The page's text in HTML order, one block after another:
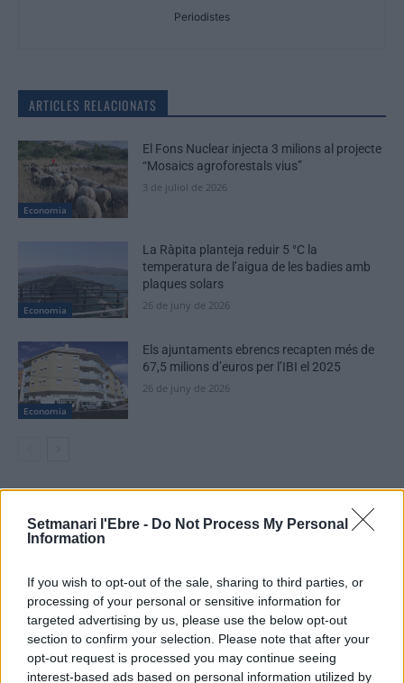
Setmanari l'Ebre - Do Not Process My Personal
Information
If you wish to opt-out of the sale, sharing to third parties, or
processing of your personal or sensitive information for
targeted advertising by us, please use the below opt-out
section to confirm your selection. Please note that after your
opt-out request is processed you may continue seeing
interest-based ads based on personal information utilized by
Periodistes
ARTICLES RELACIONATS
Economia
El Fons Nuclear injecta 3 milions al projecte
“Mosaics agroforestals vius”
3 de juliol de 2026
Economia
La Ràpita planteja reduir 5 °C la
temperatura de l’aigua de les badies amb
plaques solars
26 de juny de 2026
Economia
Els ajuntaments ebrencs recapten més de
67,5 milions d’euros per l’IBI el 2025
26 de juny de 2026